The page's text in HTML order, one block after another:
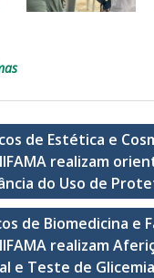
de Estética e
realizam
do Uso de
de Biomedicina e
realizam
e Teste de